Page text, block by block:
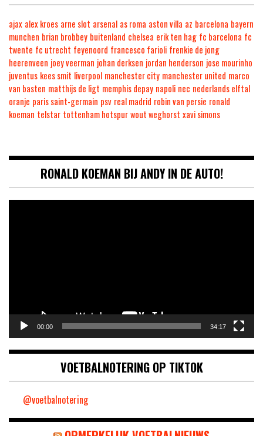
ajax alex kroes arne slot arsenal as roma aston villa az barcelona bayern
munchen brian brobbey buitenland chelsea erik ten hag fc barcelona fc
twente fc utrecht feyenoord francesco farioli frenkie de jong
heerenveen joey veerman johan derksen jordan henderson jose mourinho
juventus kees smit liverpool manchester city manchester united marco
van basten matthijs de ligt memphis depay napoli nec nederlands elftal
oranje paris saint-germain psv real madrid robin van persie ronald
koeman telstar tottenham hotspurwout weghorst xavi simons
RONALD KOEMAN BIJ ANDY IN DE AUTO!
00:00 34:17
VOETBALNOTERING OP TIKTOK
@voetbalnotering